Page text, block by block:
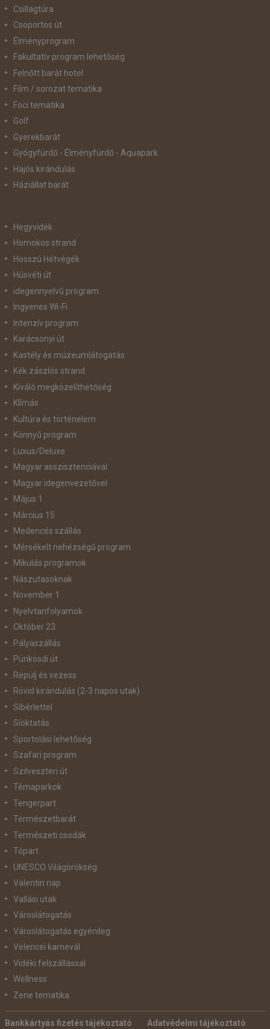
Csillagtúra
Csoportos út
Élményprogram
Fakultatív program lehetőség
Felnőtt barát hotel
Film / sorozat tematika
Foci tematika
Golf
Gyerekbarát
Gyógyfürdő - Élményfürdő - Aquapark
Hajós kirándulás
Háziállat barát
Hegyvidék
Homokos strand
Hosszú Hétvégék
Húsvéti út
idegennyelvű program
Ingyenes Wi-Fi
Intenzív program
Karácsonyi út
Kastély és múzeumlátogatás
Kék zászlós strand
Kiváló megközelíthetőség
Klímás
Kultúra és történelem
Könnyű program
Luxus/Deluxe
Magyar asszisztenciával
Magyar idegenvezetővel
Május 1
Március 15
Medencés szállás
Mérsékelt nehézségű program
Mikulás programok
Nászutasoknak
November 1
Nyelvtanfolyamok
Október 23
Pályaszállás
Pünkösdi út
Repülj és vezess
Rövid kirándulás (2-3 napos utak)
Síbérlettel
Síoktatás
Sportolási lehetőség
Szafari program
Szilveszteri út
Témaparkok
Tengerpart
Természetbarát
Természeti csodák
Tópart
UNESCO Világörökség
Valentin nap
Vallási utak
Városlátogatás
Városlátogatás egyénileg
Velencei karnevál
Vidéki felszállással
Wellness
Zene tematika
Bankkártyás fizetés tájékoztató Adatvédelmi tájékoztató